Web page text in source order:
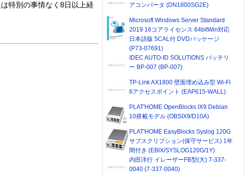
特別の事情なく8日以上経
アコンバータ (DN1800SG2E)
Microsoft Windows Server Standard
2019 16コアライセンス 64bitWin対応
日本語版 5CAL付 DVDパッケージ
(P73-07691)
IDEC AUTO-ID SOLUTIONS バッテリ
ー BP-007 (BP-007)
TP-Link AX1800 壁面埋め込み型 Wi-Fi
6アクセスポイント (EAP615-WALL)
PLAT'HOME OpenBlocks IX9 Debian
10搭載モデル (OBSIX9/D10A)
PLAT'HOME EasyBlocks Syslog 120G
サブスクリプション(保守サービス) 1年
間付き (EBIX/SYSLOG120G/1Y)
内田洋行 イレーザーFB型(大) 7-337-
0040 (7-337-0040)